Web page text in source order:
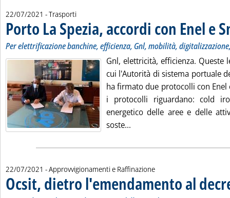
22/07/2021 - Trasporti
Porto La Spezia, accordi con Enel e
Per elettrificazione banchine, efficienza, Gnl, mobilità,
Gnl, elettricità, efficienza. Queste
cui l'Autorità di sistema portuale
ha firmato due protocolli con Enel
i protocolli riguardano: cold
energetico delle aree e delle
soste...
22/07/2021 - Approvvigionamenti e Raffinazione
Ocsit, dietro l'emendamento al